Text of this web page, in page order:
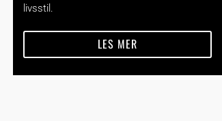
livsstil.
LES MER